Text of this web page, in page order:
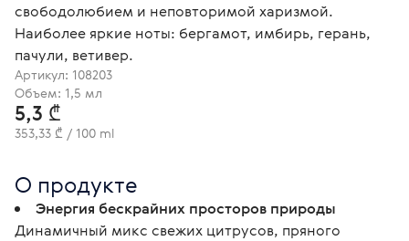
свободолюбием и неповторимой харизмой.
Наиболее яркие ноты: бергамот, имбирь, герань,
пачули, ветивер.
Артикул: 108203
Объем: 1,5 мл
5,3 ₾
353,33 ₾ / 100 ml
О продукте
Энергия бескрайних просторов природы
Динамичный микс свежих цитрусов, пряного